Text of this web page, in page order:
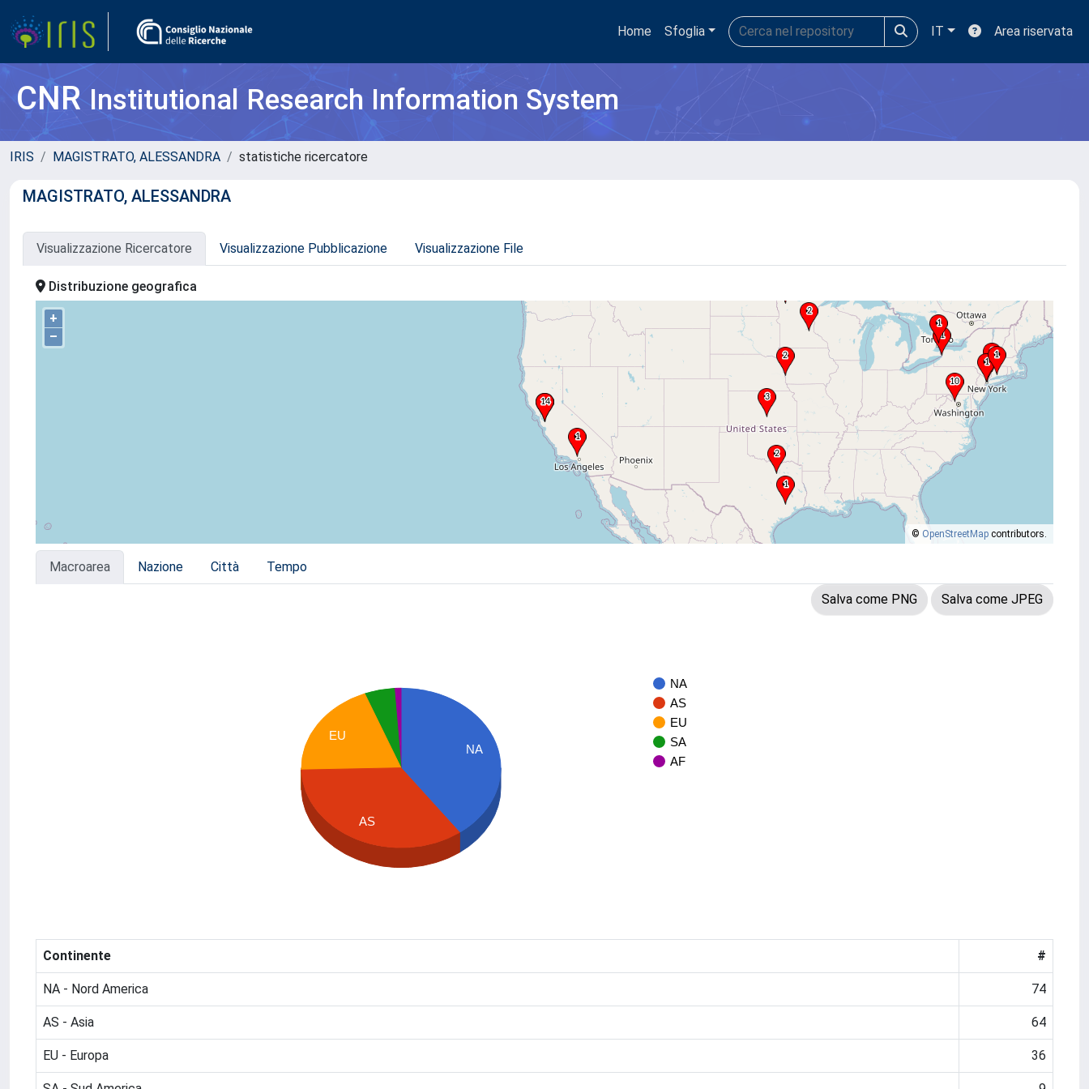
Home Sfoglia IT Area riservata
CNRInstitutional Research Information System
IRIS MAGISTRATO, ALESSANDRA statistiche ricercatore
MAGISTRATO, ALESSANDRA
Visualizzazione Ricercatore Visualizzazione Pubblicazione Visualizzazione File
Distribuzione geografica
+
–
© OpenStreetMap contributors.
Macroarea Nazione Città Tempo
Salva come PNG Salva come JPEG
NA
AS
EU
SA
AF
NA
EU
AS
Continente #
NA - Nord America 74
AS - Asia 64
EU - Europa 36